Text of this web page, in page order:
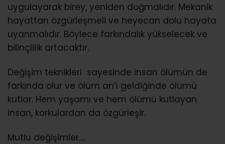
uygulayarak birey, yeniden doğmalıdır. Mekanik
hayattan özgürleşmeli ve heyecan dolu hayata
uyanmalıdır. Böylece farkındalık yükselecek ve
bilinçlilik artacaktır.
Değişim teknikleri sayesinde insan ölümün de
farkında olur ve ölüm an’ı geldiğinde ölümü
kutlar. Hem yaşamı ve hem ölümü kutlayan
insan, korkulardan da özgürleşir.
Mutlu değişimler….